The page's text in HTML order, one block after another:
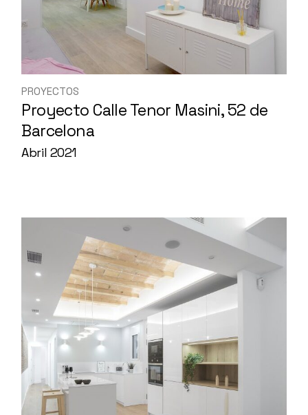
PROYECTOS
Proyecto Calle Tenor Masini, 52 de
Barcelona
Abril 2021